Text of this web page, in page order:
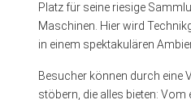
Platz für seine riesige
Maschinen. Hier wird
in einem spektakulären
Besucher können durch eine
stöbern, die alles bieten: